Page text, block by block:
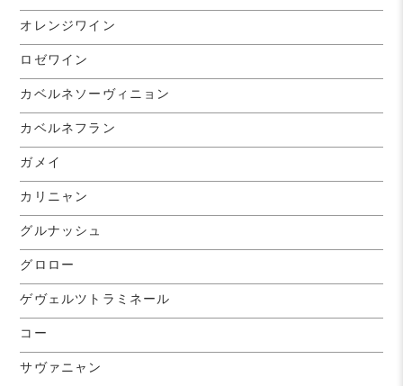
オレンジワイン
ロゼワイン
カベルネソーヴィニョン
カベルネフラン
ガメイ
カリニャン
グルナッシュ
グロロー
ゲヴェルツトラミネール
コー
サヴァニャン